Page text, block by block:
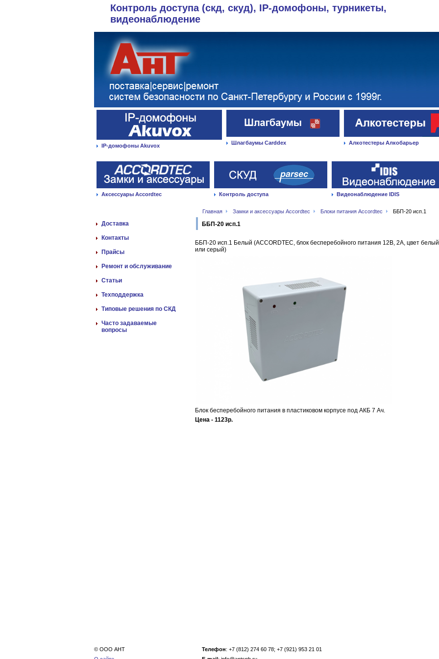
Контроль доступа (скд, скуд), IP-домофоны, турникеты,
видеонаблюдение
IP-домофоны Akuvox Шлагбаумы Carddex Алкотестеры Алкобарьер
Аксессуары Accordtec Контроль доступа Видеонаблюдение IDIS
Главная Замки и аксессуары Accordtec Блоки питания Accordtec ББП-20 исп.1
Доставка
Контакты
Прайсы
Ремонт и обслуживание
Статьи
Техподдержка
Типовые решения по СКД
Часто задаваемые
вопросы
ББП-20 исп.1
ББП-20 исп.1 Белый (ACCORDTEC, блок бесперебойного питания 12В, 2А, цвет белый
или серый)
Блок бесперебойного питания в пластиковом корпусе под АКБ 7 Ач.
Цена - 1123р.
© ООО АНТ
Телефон: +7 (812) 274 60 78; +7 (921) 953 21 01